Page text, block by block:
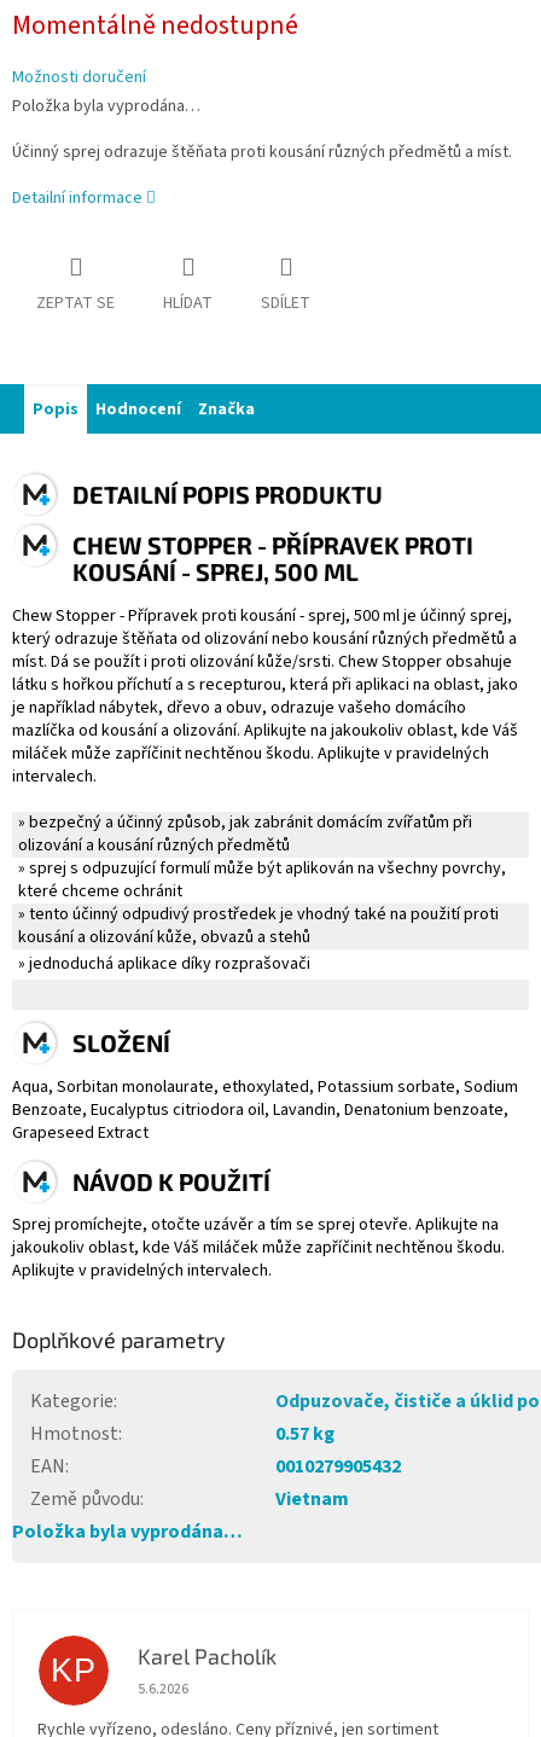
cena:
Momentálně nedostupné
Možnosti doručení
Položka byla vyprodána…
Účinný sprej odrazuje štěňata proti kousání různých předmětů a míst.
Detailní informace
ZEPTAT SE HLÍDAT SDÍLET
Popis Hodnocení Značka
DETAILNÍ POPIS PRODUKTU
CHEW STOPPER - PŘÍPRAVEK PROTI
KOUSÁNÍ - SPREJ, 500 ML
Chew Stopper - Přípravek proti kousání - sprej, 500 ml je účinný sprej,
který odrazuje štěňata od olizování nebo kousání různých předmětů a
míst. Dá se použít i proti olizování kůže/srsti. Chew Stopper obsahuje
látku s hořkou příchutí a s recepturou, která při aplikaci na oblast, jako
je například nábytek, dřevo a obuv, odrazuje vašeho domácího
mazlíčka od kousání a olizování. Aplikujte na jakoukoliv oblast, kde Váš
miláček může zapříčinit nechtěnou škodu. Aplikujte v pravidelných
intervalech.
» bezpečný a účinný způsob, jak zabránit domácím zvířatům při
olizování a kousání různých předmětů
» sprej s odpuzující formulí může být aplikován na všechny povrchy,
které chceme ochránit
» tento účinný odpudivý prostředek je vhodný také na použití proti
kousání a olizování kůže, obvazů a stehů
» jednoduchá aplikace díky rozprašovači
SLOŽENÍ
Aqua, Sorbitan monolaurate, ethoxylated, Potassium sorbate, Sodium
Benzoate, Eucalyptus citriodora oil, Lavandin, Denatonium benzoate,
Grapeseed Extract
NÁVOD K POUŽITÍ
Sprej promíchejte, otočte uzávěr a tím se sprej otevře. Aplikujte na
jakoukoliv oblast, kde Váš miláček může zapříčinit nechtěnou škodu.
Aplikujte v pravidelných intervalech.
Doplňkové parametry
Kategorie:
Odpuzovače, čističe a úklid
Hmotnost:
0.57 kg
EAN:
0010279905432
Země původu:
Vietnam
Položka byla vyprodána…
KP Karel Pacholík
Hodnocení obchodu je 4 z 5 hvězdiček.
5.6.2026
Rychle vyřízeno, odesláno. Ceny příznivé, jen sortiment